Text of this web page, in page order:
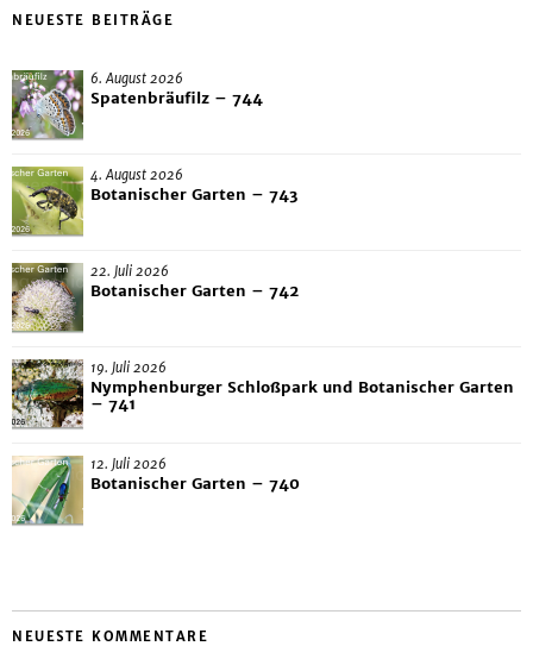
NEUESTE BEITRÄGE
6. August 2026
Spatenbräufilz – 744
4. August 2026
Botanischer Garten – 743
22. Juli 2026
Botanischer Garten – 742
19. Juli 2026
Nymphenburger Schloßpark und Botanischer Garten
– 741
12. Juli 2026
Botanischer Garten – 740
NEUESTE KOMMENTARE